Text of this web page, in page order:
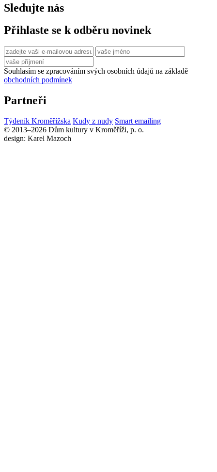
Sledujte nás
Přihlaste se k odběru novinek
Souhlasím se zpracováním svých osobních údajů na základě
obchodních podmínek
Partneři
Týdeník Kroměřížska Kudy z nudy Smart emailing
© 2013–2026 Dům kultury v Kroměříži, p. o.
design: Karel Mazoch